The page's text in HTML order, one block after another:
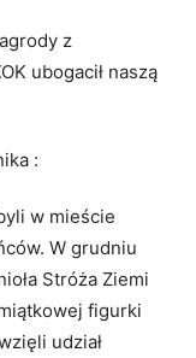
z
ubogacił naszą
:
w mieście
W grudniu
Stróża Ziemi
figurki
udział